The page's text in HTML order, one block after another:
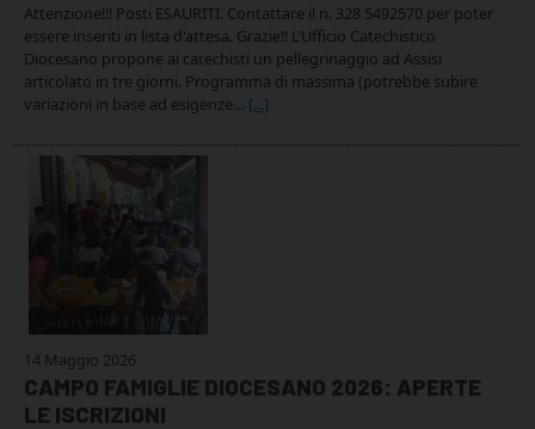
Attenzione!!! Posti ESAURITI. Contattare il n. 328 5492570 per poter
essere inseriti in lista d'attesa. Grazie!! L’Ufficio Catechistico
Diocesano propone ai catechisti un pellegrinaggio ad Assisi
articolato in tre giorni. Programma di massima (potrebbe subire
variazioni in base ad esigenze… [...]
14 Maggio 2026
CAMPO FAMIGLIE DIOCESANO 2026: APERTE
LE ISCRIZIONI